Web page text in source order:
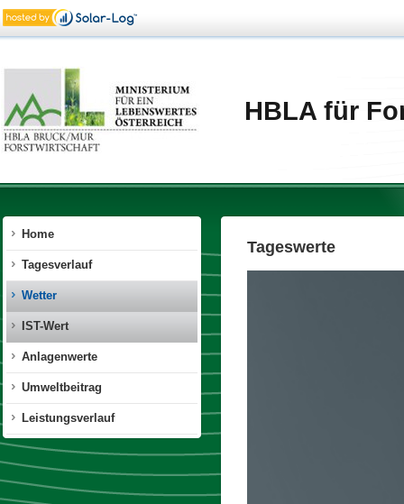
HBLA für
Home
Tagesverlauf
Wetter
IST-Wert
Anlagenwerte
Umweltbeitrag
Leistungsverlauf
Tageswerte